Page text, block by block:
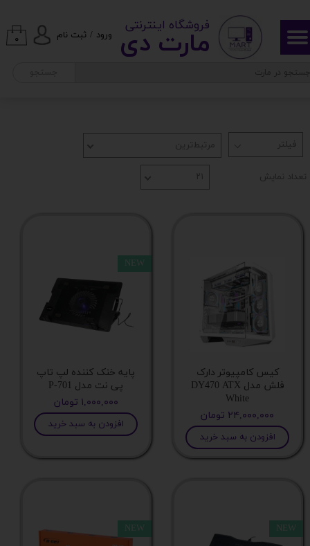
ورود / ثبت نام
حساب کاربری من
تغییر گذر واژه
۰ مارت دی​​​​​​
​ ​فروشگاه اینترنتیتعداد رنگ قابل نمایش
فریم ریت
نسبت ابعاد صفحه
زاویه دید صفحه نمایش
شدت روشنایی
مدل مانیتور
سایر قابلیت ها
تکنولوژی ساخت صفحه
مرتبط‌ترین
تعداد نمایش ۲۱
کیس کامپیوتر دارک
فلش مدل DY470 ATX
White
۲۴,۰۰۰,۰۰۰ تومان
افزودن به سبد خرید
پایه خنک کننده لپ تاپ
پی نت مدل P-701
۱,۰۰۰,۰۰۰ تومان
افزودن به سبد خرید
NEW
NEW
NEW